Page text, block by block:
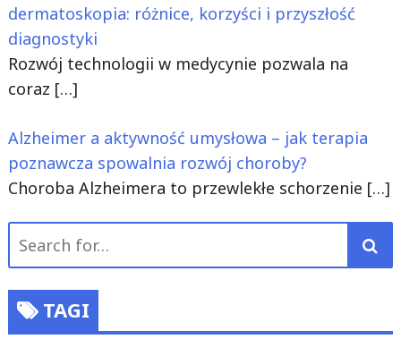
dermatoskopia: różnice, korzyści i przyszłość
diagnostyki
Rozwój technologii w medycynie pozwala na
coraz […]
Alzheimer a aktywność umysłowa – jak terapia
poznawcza spowalnia rozwój choroby?
Choroba Alzheimera to przewlekłe schorzenie […]
for:
TAGI